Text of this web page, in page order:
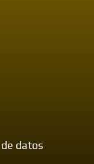
datos